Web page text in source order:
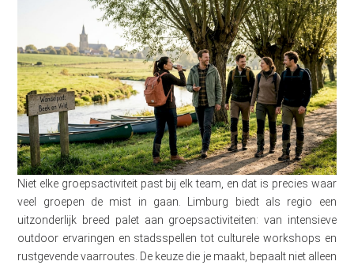
Niet elke groepsactiviteit past bij elk team, en dat is precies waar
veel groepen de mist in gaan. Limburg biedt als regio een
uitzonderlijk breed palet aan groepsactiviteiten: van intensieve
outdoor ervaringen en stadsspellen tot culturele workshops en
rustgevende vaarroutes. De keuze die je maakt, bepaalt niet alleen